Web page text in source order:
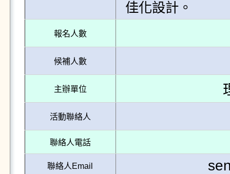
報名人數
候補人數
主辦單位
活動聯絡人
聯絡人電話
聯絡人Email